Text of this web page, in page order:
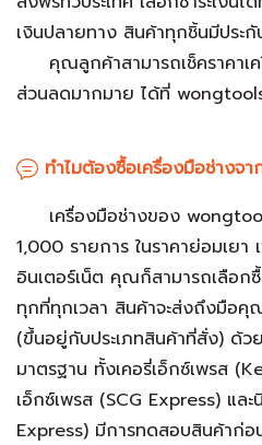
เงินปลายทาง สินค้าทุกชิ้นมีประกั
คุณลูกค้าสามารถเช็คราคาเค
ส่วนลดมากมาย ได้ที่
ทำไมต้องซื้อเครื่องมือช่างจ
เครื่องมือช่างของ
1,000 รายการ ในราคาย่อมเย
อินเตอร์เน็ต คุณก็สามารถเลือก
ทุกที่ทุกเวลา สินค้าจะส่งถึงมือคุ
(ขึ้นอยู่กับประเภทสินค้าที่สั่ง) ด้ว
มาตรฐาน ทั้งเคอรี่เอ็กซ์เพรส
เอ็กซ์เพรส (SCG Express) แล
Express) มีการทดสอบสินค้าก่อ